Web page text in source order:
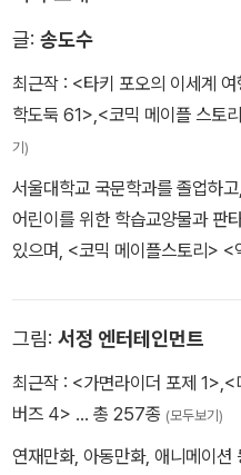
글: 송도수
최근작 : <타키 포오의 이세계
학도둑 61>,<코믹 메이플 스토
기)
서울대학교 국문학과를 졸업하
어린이를 위한 학습교양물과 판
있으며, <코믹 메이플스토리>
그림: 서정 엔터테인먼트
최근작 : <가면라이더 포제 1>,<
버즈 4> … 총 257종 (모두보기)
연재만화, 아동만화, 애니메이션